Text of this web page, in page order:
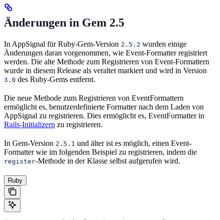
Änderungen in Gem 2.5
In AppSignal für Ruby-Gem-Version 2.5.2 wurden einige
Änderungen daran vorgenommen, wie Event-Formatter registriert
werden. Die alte Methode zum Registrieren von Event-Formattern
wurde in diesem Release als veraltet markiert und wird in Version
3.0 des Ruby-Gems entfernt.
Die neue Methode zum Registrieren von EventFormattern
ermöglicht es, benutzerdefinierte Formatter nach dem Laden von
AppSignal zu registrieren. Dies ermöglicht es, EventFormatter in
Rails-Initializern zu registrieren.
In Gem-Version 2.5.1 und älter ist es möglich, einen Event-
Formatter wie im folgenden Beispiel zu registrieren, indem die
register-Methode in der Klasse selbst aufgerufen wird.
Ruby